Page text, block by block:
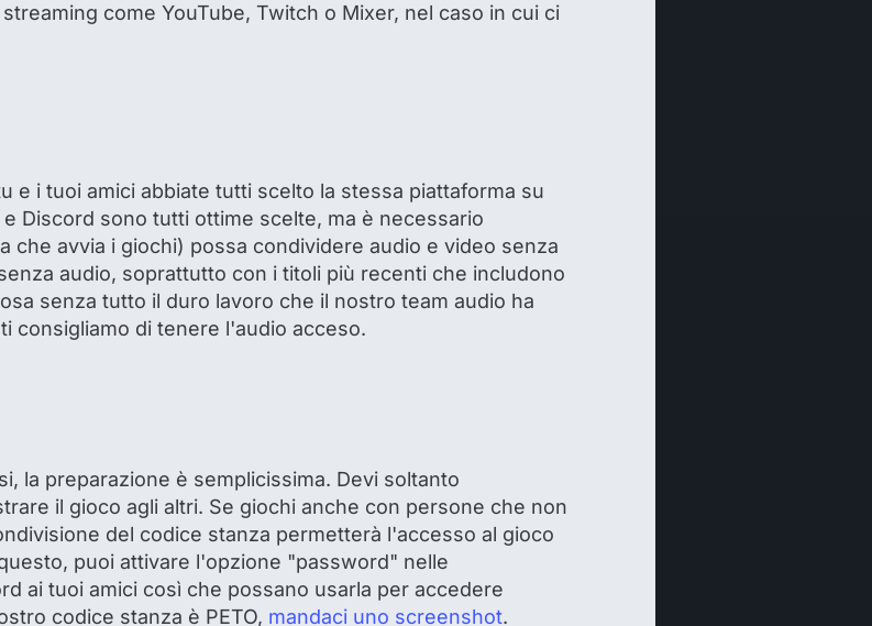
come YouTube, Twitch o Mixer, nel caso in cui ci
e i tuoi amici abbiate tutti scelto la stessa piattaforma su
Discord sono tutti ottime scelte, ma è necessario
che avvia i giochi) possa condividere audio e video senza
audio, soprattutto con i titoli più recenti che includono
senza tutto il duro lavoro che il nostro team audio ha
consigliamo di tenere l'audio acceso.
la preparazione è semplicissima. Devi soltanto
il gioco agli altri. Se giochi anche con persone che non
del codice stanza permetterà l'accesso al gioco
puoi attivare l'opzione "password" nelle
ai tuoi amici così che possano usarla per accedere
codice stanza è PETO, mandaci uno screenshot.